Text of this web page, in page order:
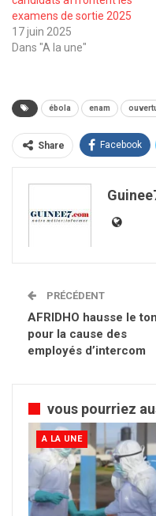
examens de sortie 2025
17 juin 2025
Dans "A la une"
ébola enam
Share Facebook
PRÉCÉDENT
AFRIDHO hausse le ton
pour la cause des
employés d’intercom
vous pourriez
A LA UNE